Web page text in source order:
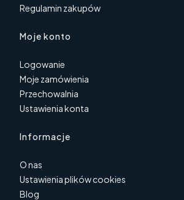
Regulamin zakupów
Moje konto
Logowanie
Moje zamówienia
Przechowalnia
Ustawienia konta
Informacje
O nas
Ustawienia plików cookies
Blog